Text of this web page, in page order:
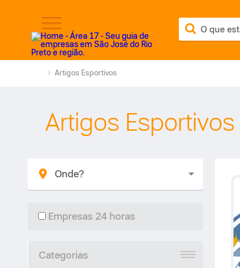
Artigos Esportivos
Artigos Esportivos
Empresas 24 horas
Categorias